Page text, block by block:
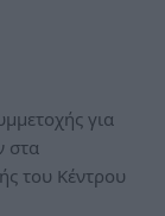
για
στα
του Κέντρου